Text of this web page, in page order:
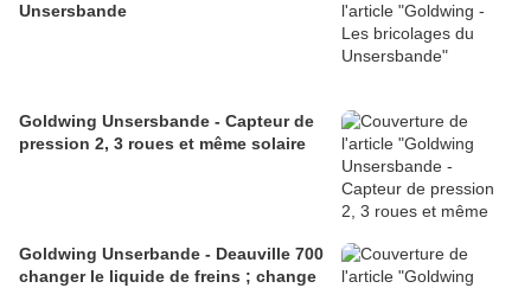
Unsersbande
Goldwing Unsersbande - Capteur de
pression 2, 3 roues et même solaire
Goldwing Unserbande - Deauville 700
changer le liquide de freins ; change